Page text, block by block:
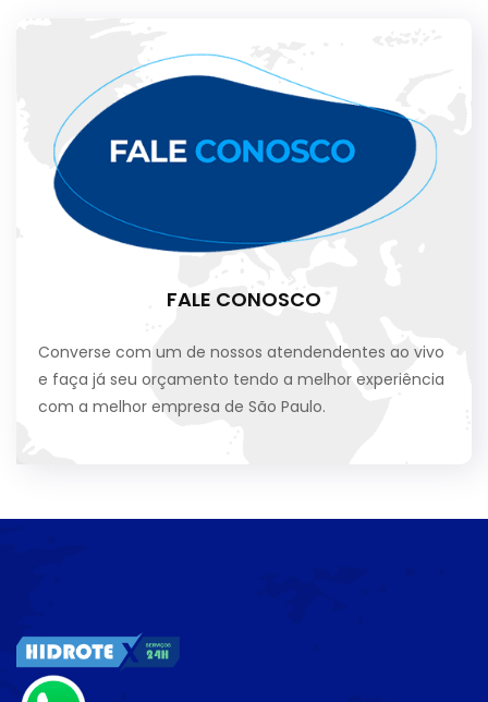
FALE CONOSCO
Converse com um de nossos atendendentes ao vivo
e faça já seu orçamento tendo a melhor experiência
com a melhor empresa de São Paulo.